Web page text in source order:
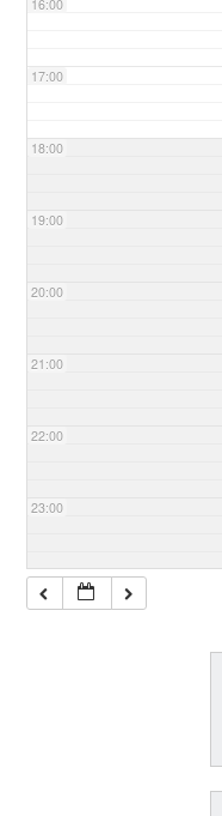
16:00
17:00
18:00
19:00
20:00
21:00
22:00
23:00